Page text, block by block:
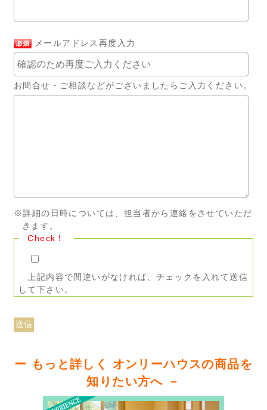
メールアドレス再度入力
お問合せ・ご相談などがございましたらご入力ください。
※詳細の日時については、担当者から連絡をさせていただ
きます。
Check！
上記内容で間違いがなければ、チェックを入れて送信
して下さい。
ー もっと詳しく オンリーハウスの商品を
知りたい方へ －